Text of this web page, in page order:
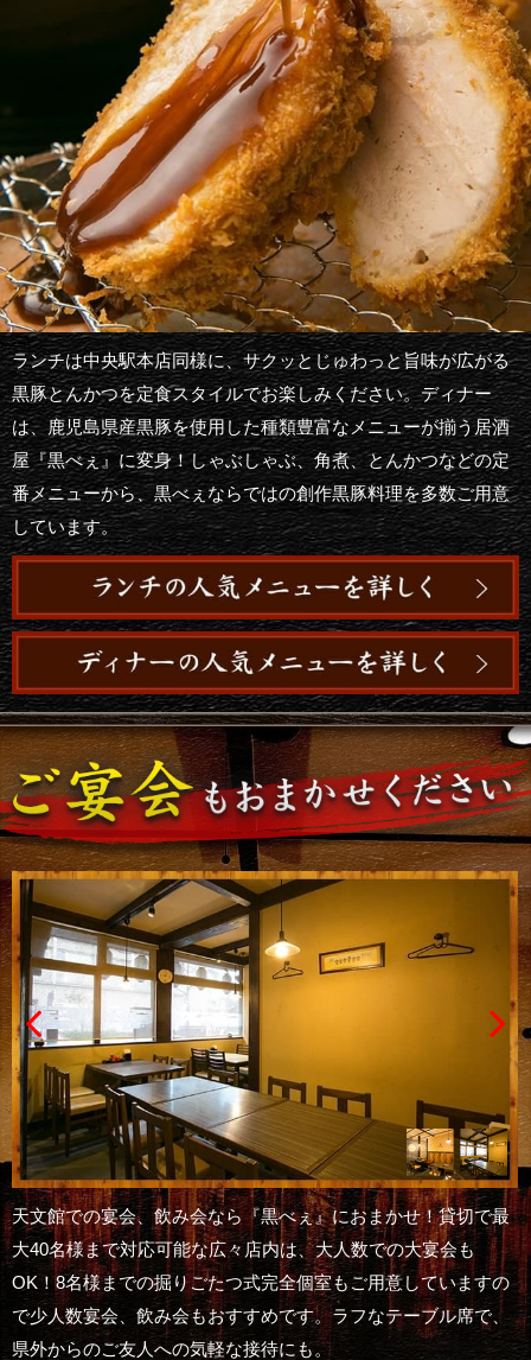
ランチは中央駅本店同様に、サクッとじゅわっと旨味が広がる
黒豚とんかつを定食スタイルでお楽しみください。ディナー
は、鹿児島県産黒豚を使用した種類豊富なメニューが揃う居酒
屋『黒べぇ』に変身！しゃぶしゃぶ、角煮、とんかつなどの定
番メニューから、黒べぇならではの創作黒豚料理を多数ご用意
しています。
天文館での宴会、飲み会なら『黒べぇ』におまかせ！貸切で最
大40名様まで対応可能な広々店内は、大人数での大宴会も
OK！8名様までの掘りごたつ式完全個室もご用意していますの
で少人数宴会、飲み会もおすすめです。ラフなテーブル席で、
県外からのご友人への気軽な接待にも。